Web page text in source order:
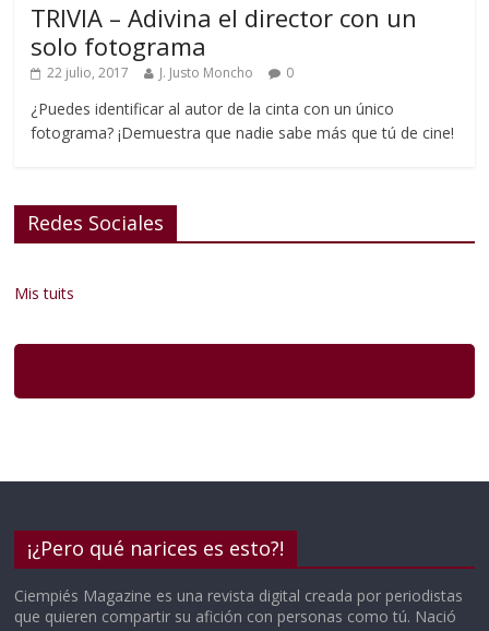
TRIVIA – Adivina el director con un
solo fotograma
22 julio, 2017 J. Justo Moncho 0
¿Puedes identificar al autor de la cinta con un único
fotograma? ¡Demuestra que nadie sabe más que tú de cine!
Redes Sociales
Mis tuits
¡¿Pero qué narices es esto?!
Ciempiés Magazine es una revista digital creada por periodistas
que quieren compartir su afición con personas como tú. Nació